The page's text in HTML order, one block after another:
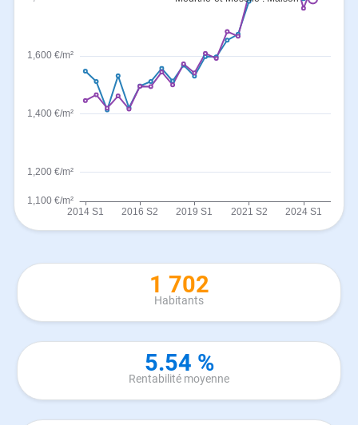
1 702
Habitants
5.54 %
Rentabilité moyenne